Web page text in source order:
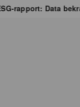
Data